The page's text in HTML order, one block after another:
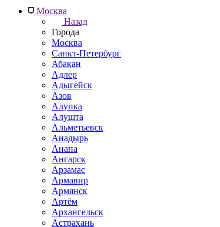
Москва
Назад
Города
Москва
Санкт-Петербург
Абакан
Адлер
Адыгейск
Азов
Алупка
Алушта
Альметьевск
Анадырь
Анапа
Ангарск
Арзамас
Армавир
Армянск
Артём
Архангельск
Астрахань